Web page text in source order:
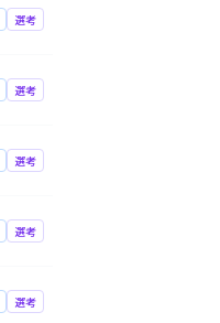
選考
選考
選考
選考
選考